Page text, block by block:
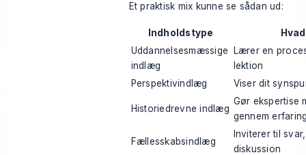
Et praktisk mix kunne se sådan ud:
Indholdstype
Uddannelsesmæssige
indlæg
Lærer en
lektion
Perspektivindlæg
Viser dit
Historiedrevne indlæg
Gør ekspertise
gennem
Fællesskabsindlæg
Inviterer til
diskussion